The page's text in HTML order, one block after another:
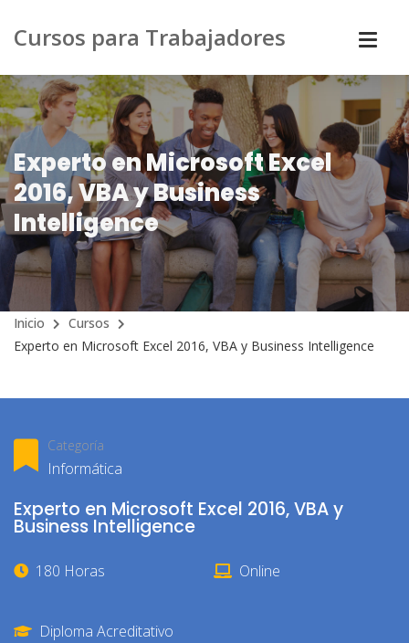
Cursos para Trabajadores
Experto en Microsoft Excel
2016, VBA y Business
Intelligence
Inicio
Cursos
Experto en Microsoft Excel 2016, VBA y Business Intelligence
Categoría
Informática
Experto en Microsoft Excel 2016, VBA y
Business Intelligence
180 Horas Online
Diploma Acreditativo